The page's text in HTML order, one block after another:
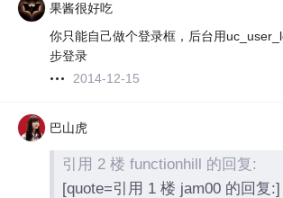
果酱很好吃
你只能自己做个登录框，后台用
步登录
2014-12-15
巴山虎
引用 2 楼 functionhill 的回复:
[quote=引用 1 楼 jam00 的回复:]